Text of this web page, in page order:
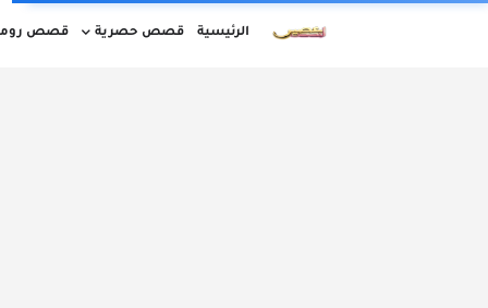
الرئيسية قصص حصرية قصص